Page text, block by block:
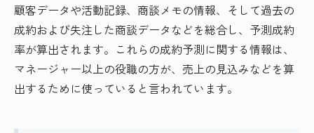
顧客データや活動記録、商談メモの情報、そして過去の
成約および失注した商談データなどを総合し、予測成約
率が算出されます。これらの成約予測に関する情報は、
マネージャー以上の役職の方が、売上の見込みなどを算
出するために使っていると言われています。